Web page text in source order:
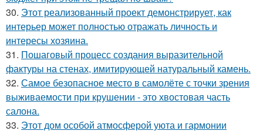
30. Этот реализованный проект демонстрирует, как
интерьер может полностью отражать личность и
интересы хозяина.
31. Пошаговый процесс создания выразительной
фактуры на стенах, имитирующей натуральный камень.
32. Самое безопасное место в самолёте с точки зрения
выживаемости при крушении - это хвостовая часть
салона.
33. Этот дом особой атмосферой уюта и гармонии